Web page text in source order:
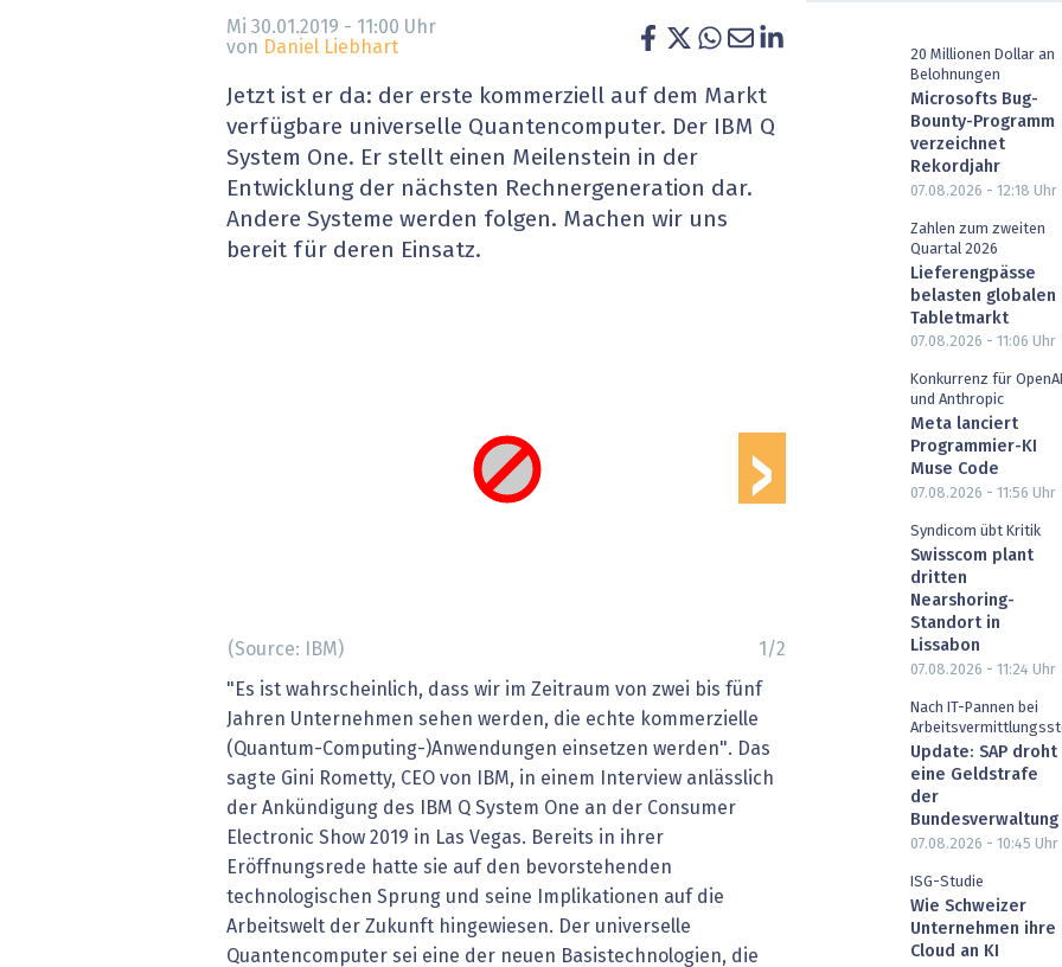
» alle News Gesundheit wird digital
Blockchain
EU-DSGVO
XaaS, Managed Services & Co.
Digital Banking
IT for Health
Artificial Intelligence
Finance 2030
Fintech & Insurtech
Professional AV & Digital Signage
Mi 30.01.2019 - 11:00 Uhr
von Daniel Liebhart
Jetzt ist er da: der erste kommerziell auf dem Markt
verfügbare universelle Quantencomputer. Der IBM Q
System One. Er stellt einen Meilenstein in der
Entwicklung der nächsten Rechnergeneration dar.
Andere Systeme werden folgen. Machen wir uns
bereit für deren Einsatz.
›
1 /2
(Source: IBM)
"Es ist wahrscheinlich, dass wir im Zeitraum von zwei bis fünf
Jahren Unternehmen sehen werden, die echte kommerzielle
(Quantum-Computing-)Anwendungen einsetzen werden". Das
sagte Gini Rometty, CEO von IBM, in einem Interview anlässlich
der Ankündigung des IBM Q System One an der Consumer
Electronic Show 2019 in Las Vegas. Bereits in ihrer
Eröffnungsrede hatte sie auf den bevorstehenden
technologischen Sprung und seine Implikationen auf die
Arbeitswelt der Zukunft hingewiesen. Der universelle
Quantencomputer sei eine der neuen Basistechnologien, die
20 Millionen Dollar an
Belohnungen
Microsofts Bug-
Bounty-Programm
verzeichnet
Rekordjahr
07.08.2026 - 12:18 Uhr
Zahlen zum zweiten
Quartal 2026
Lieferengpässe
belasten globalen
Tabletmarkt
07.08.2026 - 11:06 Uhr
Konkurrenz für OpenAI
und Anthropic
Meta lanciert
Programmier-KI
Muse Code
07.08.2026 - 11:56 Uhr
Syndicom übt Kritik
Swisscom plant
dritten
Nearshoring-
Standort in
Lissabon
07.08.2026 - 11:24 Uhr
Nach IT-Pannen bei
Update: SAP droht
eine Geldstrafe
der
Bundesverwaltung
07.08.2026 - 10:45 Uhr
ISG-Studie
Wie Schweizer
Unternehmen ihre
Cloud an KI